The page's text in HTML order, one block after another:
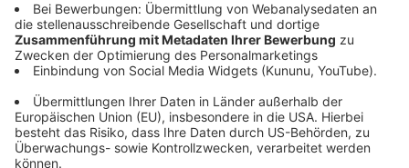
Du benötigst Hilfe
Kontakt